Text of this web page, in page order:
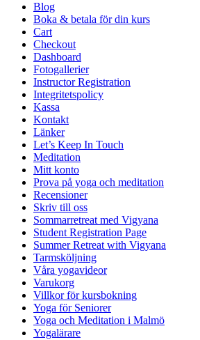
Blog
Boka & betala för din kurs
Cart
Checkout
Dashboard
Fotogallerier
Instructor Registration
Integritetspolicy
Kassa
Kontakt
Länker
Let’s Keep In Touch
Meditation
Mitt konto
Prova på yoga och meditation
Recensioner
Skriv till oss
Sommarretreat med Vigyana
Student Registration Page
Summer Retreat with Vigyana
Tarmsköljning
Våra yogavideor
Varukorg
Villkor för kursbokning
Yoga för Seniorer
Yoga och Meditation i Malmö
Yogalärare